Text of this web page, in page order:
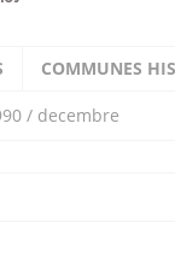
COMMUNES
/ decembre